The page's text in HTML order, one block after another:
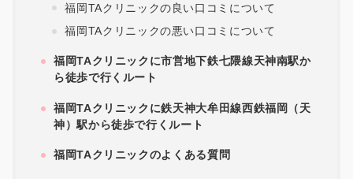
福岡TAクリニックの良い口コミについて
福岡TAクリニックの悪い口コミについて
福岡TAクリニックに市営地下鉄七隈線天神南駅か
ら徒歩で行くルート
福岡TAクリニックに鉄天神大牟田線西鉄福岡（天
神）駅から徒歩で行くルート
福岡TAクリニックのよくある質問